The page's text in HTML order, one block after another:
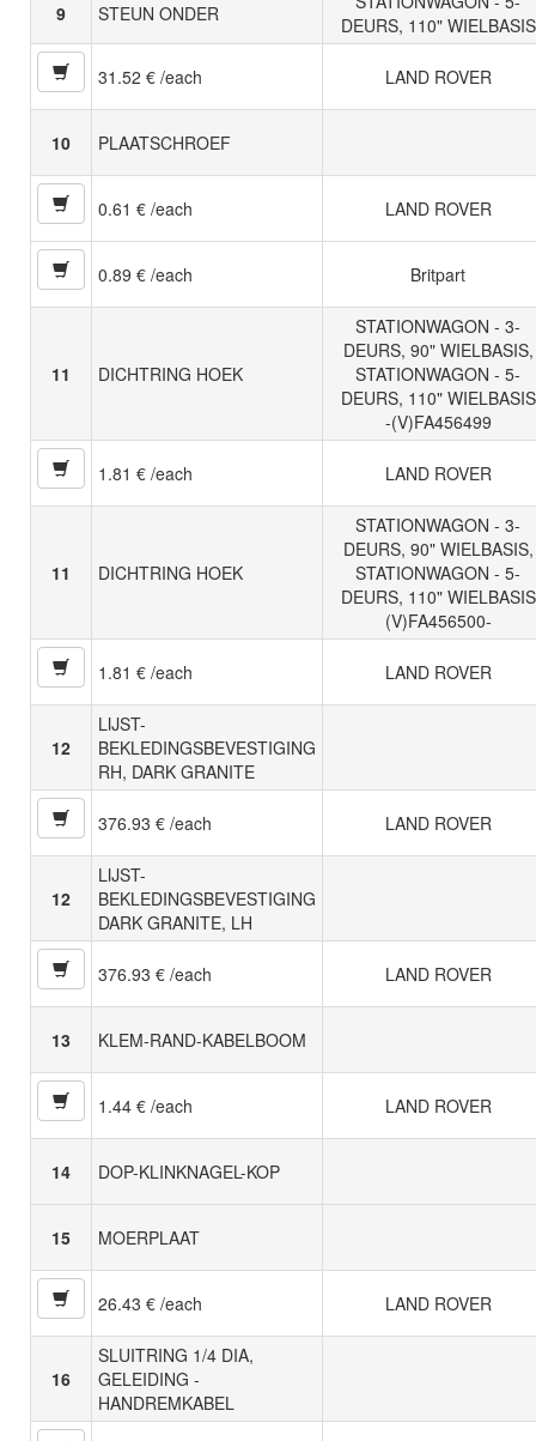
9 STEUN ONDER
DEURS, 110" WIELBASIS
31.52 € /each LAND ROVER
10 PLAATSCHROEF
0.61 € /each LAND ROVER
0.89 € /each Britpart
11 DICHTRING HOEK
STATIONWAGON - 3-
DEURS, 90" WIELBASIS,
STATIONWAGON - 5-
DEURS, 110" WIELBASIS
-(V)FA456499
1.81 € /each LAND ROVER
11 DICHTRING HOEK
STATIONWAGON - 3-
DEURS, 90" WIELBASIS,
STATIONWAGON - 5-
DEURS, 110" WIELBASIS
(V)FA456500-
1.81 € /each LAND ROVER
12
LIJST-
BEKLEDINGSBEVESTIGING
RH, DARK GRANITE
376.93 € /each LAND ROVER
12
LIJST-
BEKLEDINGSBEVESTIGING
DARK GRANITE, LH
376.93 € /each LAND ROVER
13 KLEM-RAND-KABELBOOM
1.44 € /each LAND ROVER
14 DOP-KLINKNAGEL-KOP
15 MOERPLAAT
26.43 € /each LAND ROVER
16
SLUITRING 1/4 DIA,
GELEIDING -
HANDREMKABEL